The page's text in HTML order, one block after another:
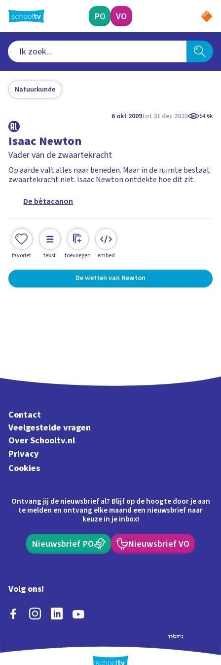
naar
hoofdinhoud
PO VO
Natuurkunde
6 okt 2009tot 31 dec 2032 54.6k
Isaac Newton
Vader van de zwaartekracht
Op aarde valt alles naar beneden. Maar in de ruimte bestaat
zwaartekracht niet. Isaac Newton ontdekte hoe dit zit.
De bètacanon
favoriet tekst toevoegen embed
De wetten van Newton
Contact
Veelgestelde vragen
Over Schooltv.nl
Privacy
Cookies
Ontvang jij de nieuwsbrief al? Blijf op de hoogte door je aan
te melden en ontvang elke maand een nieuwsbrief naar
keuze in je inbox!
Nieuwsbrief PO Nieuwsbrief VO
Volg ons!